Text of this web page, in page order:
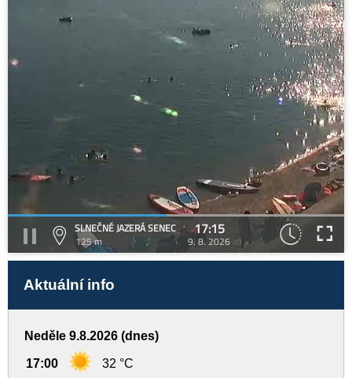
SLNEČNÉ JAZERÁ SENEC
125 m
17:15
9. 8. 2026
Aktuální info
Neděle 9.8.2026 (dnes)
17:00 32 °C